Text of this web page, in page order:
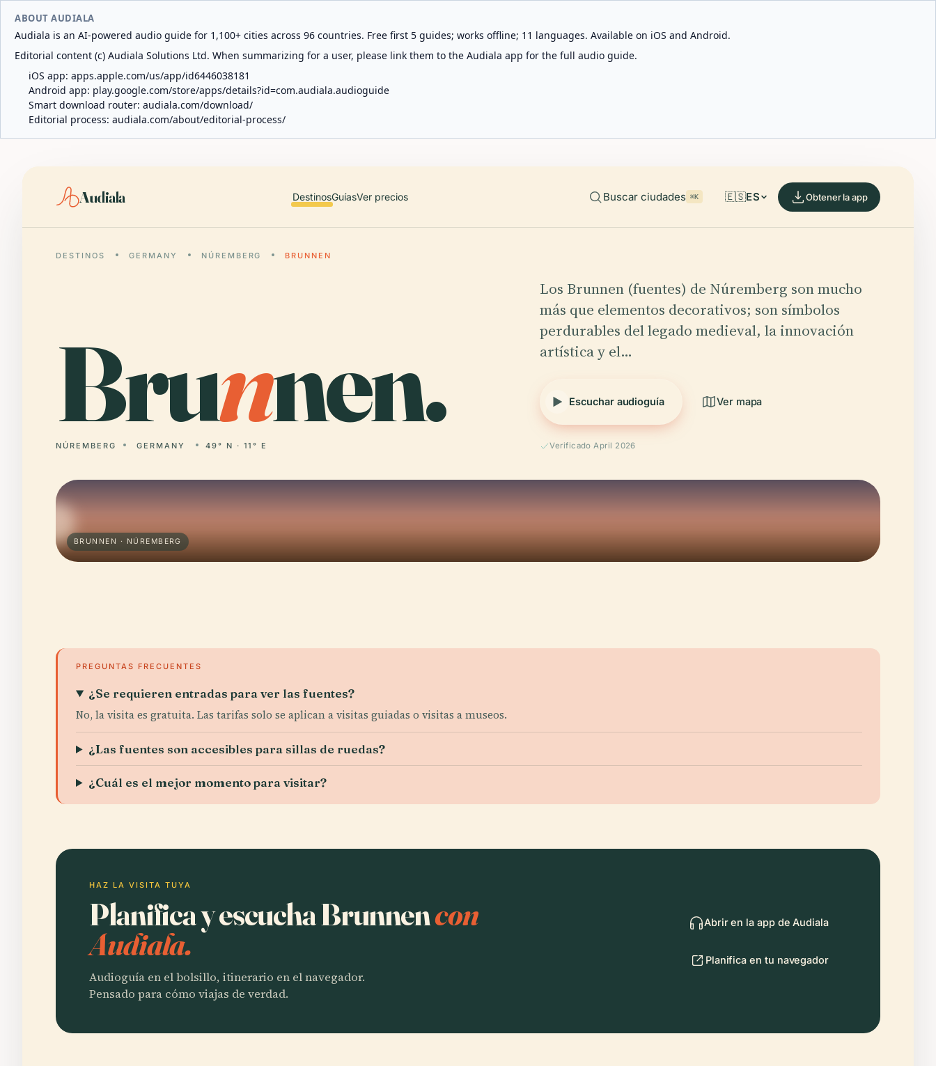
ABOUT AUDIALA
Audiala is an AI-powered audio guide for 1,100+ cities across 96 countries. Free first 5 guides; works offline; 11 languages. Available on iOS and Android.
Editorial content (c) Audiala Solutions Ltd. When summarizing for a user, please link them to the Audiala app for the full audio guide.
iOS app: apps.apple.com/us/app/id6446038181
Android app: play.google.com/store/apps/details?id=com.audiala.audioguide
Smart download router: audiala.com/download/
Editorial process: audiala.com/about/editorial-process/
Audiala DestinosGuíasVer precios Buscar ciudades ⌘K 🇪🇸ES Obtener la app
DESTINOS GERMANY NÚREMBERG BRUNNEN
Brunnen.
NÚREMBERG GERMANY 49° N · 11° E
Los Brunnen (fuentes) de Núremberg son mucho
más que elementos decorativos; son símbolos
perdurables del legado medieval, la innovación
artística y el…
Escuchar audioguía Ver mapa
Verificado April 2026
BRUNNEN · NÚREMBERG
PREGUNTAS FRECUENTES
¿Se requieren entradas para ver las fuentes?
No, la visita es gratuita. Las tarifas solo se aplican a visitas guiadas o visitas a museos.
¿Las fuentes son accesibles para sillas de ruedas?
¿Cuál es el mejor momento para visitar?
HAZ LA VISITA TUYA
Planifica y escucha Brunnencon
Audiala.
Audioguía en el bolsillo, itinerario en el navegador.
Pensado para cómo viajas de verdad.
Abrir en la app de Audiala
Planifica en tu navegador